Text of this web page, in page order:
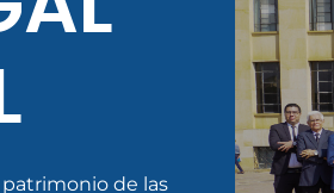
de las